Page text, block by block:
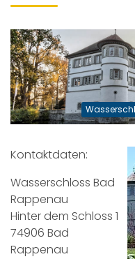
Kontaktdaten:
Wasserschloss Bad
Rappenau
Hinter dem Schloss 1
74906 Bad
Rappenau